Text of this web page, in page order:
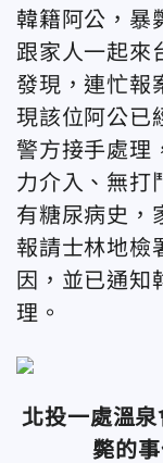
韓籍阿公，暴
跟家人一起來
發現，連忙報
現該位阿公已
警方接手處理
力介入、無打
有糖尿病史，
報請士林地檢
因，並已通知
理。
北投一處溫
斃的事